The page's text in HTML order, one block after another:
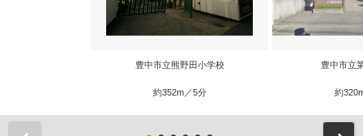
豊中市立熊野田小学校
約352m／5分
豊中市立
約